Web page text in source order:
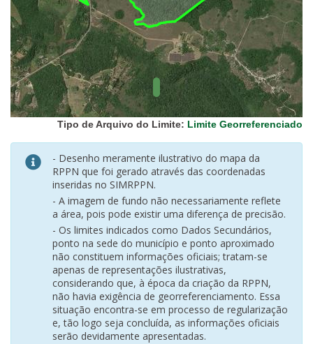
Vegetação
(IBGE)
Rodovias
(IBGE)
Relevo
(IBGE)
Tipo de Arquivo do Limite: Limite Georreferenciado
- Desenho meramente ilustrativo do mapa da
RPPN que foi gerado através das coordenadas
inseridas no SIMRPPN.
- A imagem de fundo não necessariamente reflete
a área, pois pode existir uma diferença de precisão.
- Os limites indicados como Dados Secundários,
ponto na sede do município e ponto aproximado
não constituem informações oficiais; tratam-se
apenas de representações ilustrativas,
considerando que, à época da criação da RPPN,
não havia exigência de georreferenciamento. Essa
situação encontra-se em processo de regularização
e, tão logo seja concluída, as informações oficiais
serão devidamente apresentadas.